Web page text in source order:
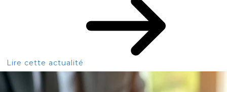
Lire cette actualité